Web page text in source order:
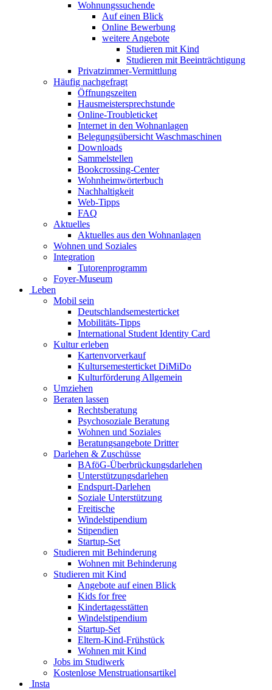
Wohnungssuchende
Auf einen Blick
Online Bewerbung
weitere Angebote
Studieren mit Kind
Studieren mit Beeinträchtigung
Privatzimmer-Vermittlung
Häufig nachgefragt
Öffnungszeiten
Hausmeistersprechstunde
Online-Troubleticket
Internet in den Wohnanlagen
Belegungsübersicht Waschmaschinen
Downloads
Sammelstellen
Bookcrossing-Center
Wohnheimwörterbuch
Nachhaltigkeit
Web-Tipps
FAQ
Aktuelles
Aktuelles aus den Wohnanlagen
Wohnen und Soziales
Integration
Tutorenprogramm
Foyer-Museum
Leben
Mobil sein
Deutschlandsemesterticket
Mobilitäts-Tipps
International Student Identity Card
Kultur erleben
Kartenvorverkauf
Kultursemesterticket DiMiDo
Kulturförderung Allgemein
Umziehen
Beraten lassen
Rechtsberatung
Psychosoziale Beratung
Wohnen und Soziales
Beratungsangebote Dritter
Darlehen & Zuschüsse
BAföG-Überbrückungsdarlehen
Unterstützungsdarlehen
Endspurt-Darlehen
Soziale Unterstützung
Freitische
Windelstipendium
Stipendien
Startup-Set
Studieren mit Behinderung
Wohnen mit Behinderung
Studieren mit Kind
Angebote auf einen Blick
Kids for free
Kindertagesstätten
Windelstipendium
Startup-Set
Eltern-Kind-Frühstück
Wohnen mit Kind
Jobs im Studiwerk
Kostenlose Menstruationsartikel
Insta